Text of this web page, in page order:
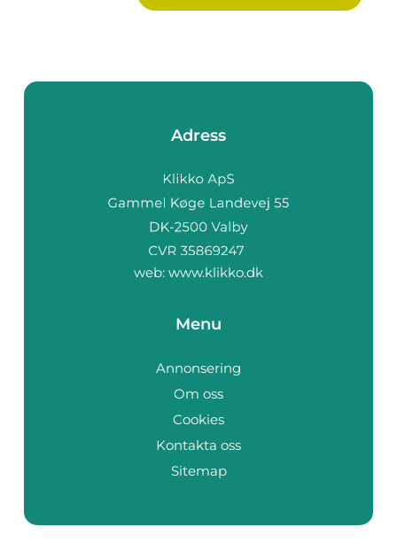
Adress
web: www.klikko.dk
Menu
Annonsering
Om oss
Cookies
Kontakta oss
Sitemap